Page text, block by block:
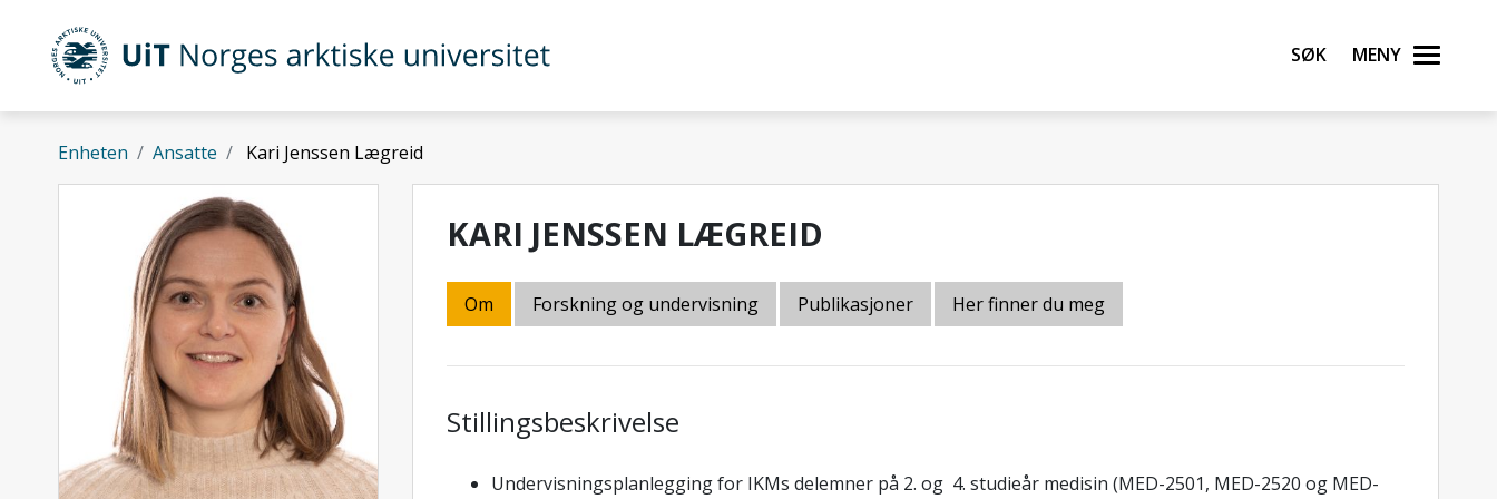
Gå til hovedinnhold
UiT Norges arktiske universitet Søk Meny
Enheten Ansatte Kari Jenssen Lægreid
KARI JENSSEN LÆGREID
Om Forskning og undervisning Publikasjoner Her finner du meg
Stillingsbeskrivelse
Undervisningsplanlegging for IKMs delemner på 2. og 4. studieår medisin (MED-2501, MED-2520 og MED-